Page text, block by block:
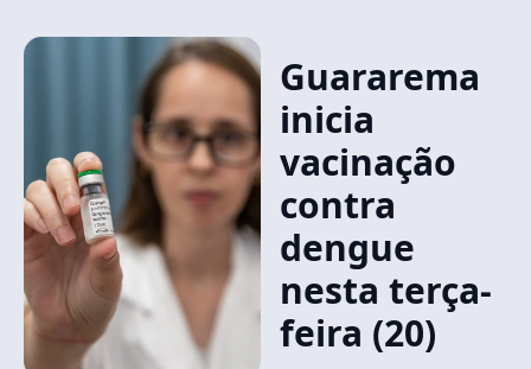
Guararema
inicia
vacinação
contra
dengue
nesta terça-
feira (20)